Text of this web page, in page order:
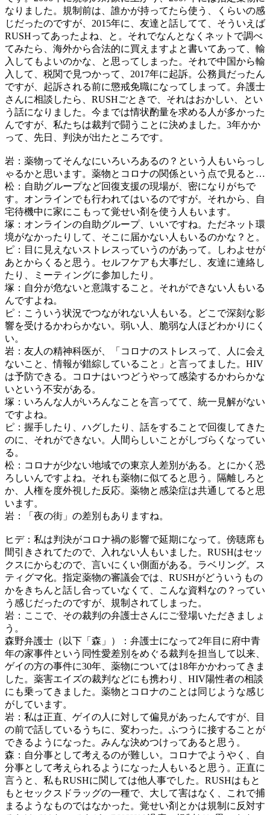
なりました。規制前は、誰かが持ってたら使う、くらいの感
じだったのですが、2015年に、友達と話してて、そういえば
RUSHってあったよね、と。それでなんとなくネットで調べ
てみたら、海外から合法的に買えますよと書いてあって、輸
入してもよいのかな、と思ってしまった。それで中国から輸
入して、税関で見つかって、2017年に起訴。公務員だったん
ですが、起訴される前に懲戒免職になってしまって。弁護士
さんに相談したら、RUSHごときで、それはおかしい、とい
う話になりました。今までは情状酌量を求める人が多かった
んですが、私たちは裁判で闘うことに決めました。3年かか
って、先日、判決が出たところです。
岩：薬物ってそんなにいろいろあるの？という人もいらっし
ゃるかと思います。薬物とコロナの関係という点で見ると…
松：自助グループなど回復支援の現場が、密になりがちで
す。オンラインでも行われてはいるのですが。それから、自
宅待機中に家にこもって覚せい剤を使う人もいます。
塚：オンラインの自助グループ、いいですね。ただネット環
境がなかったりして、そこに届かない人もいるのかな？と。
ピ：目に見えないストレスっていうのがあって。しわよせが
あとからくると思う。セルフケアも大事だし、友達に連絡し
たり、ミーティングに参加したり。
塚：自分が危ないと意識すること。それができない人もいる
んですよね。
ピ：こういう状況でつながれない人もいる。どこで深刻な影
響を受けるかわらかない。弱い人、脆弱な人ほどわかりにく
い。
岩：友人の精神科医が、「コロナのストレスって、人に会え
ないこと、情報が錯綜していること」と言ってました。HIV
は予防できる。コロナはいつどうやって感染するかわらかな
いという不安がある。
塚：いろんな人がいろんなことを言ってて、統一見解がない
ですよね。
ピ：握手したり、ハグしたり、話をすることで回復してきた
のに、それができない。人間らしいことがしづらくなってい
る。
松：コロナが少ない地域での東京人差別がある。とにかく恐
ろしいんですよね。それも薬物に似てると思う。隔離しろと
か、人権を度外視した反応。薬物と感染症は共通してると思
います。
岩：「夜の街」の差別もありますね。
ヒデ：私は判決がコロナ禍の影響で延期になって。傍聴席も
間引きされてたので、入れない人もいました。RUSHはセッ
クスにからむので、言いにくい側面がある。ラベリング。ス
ティグマ化。指定薬物の審議会では、RUSHがどういうもの
かをきちんと話し合っていなくて、こんな資料なの？ってい
う感じだったのですが、規制されてしまった。
岩：ここで、その裁判の弁護士さんにご登場いただきましょ
う。
森野弁護士（以下「森」）：弁護士になって2年目に府中青
年の家事件という同性愛差別をめぐる裁判を担当して以来、
ゲイの方の事件に30年、薬物については18年かかわってきま
した。薬害エイズの裁判などにも携わり、HIV陽性者の相談
にも乗ってきました。薬物とコロナのことは同じような感じ
がしています。
岩：私は正直、ゲイの人に対して偏見があったんですが、目
の前で話しているうちに、変わった。ふつうに接することが
できるようになった。みんな決めつけってあると思う。
森：自分事として考えるのが難しい。コロナでようやく、自
分事として考えられるようになった人もいると思う。正直に
言うと、私もRUSHに関しては他人事でした。RUSHはもと
もとセックスドラッグの一種で、大して害はなく、これで捕
まるようなものではなかった。覚せい剤とかは規制に反対す